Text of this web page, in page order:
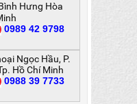
Hưng Hòa
0989 42 9798
Ngọc Hầu, P.
Hồ Chí Minh
0988 39 7733